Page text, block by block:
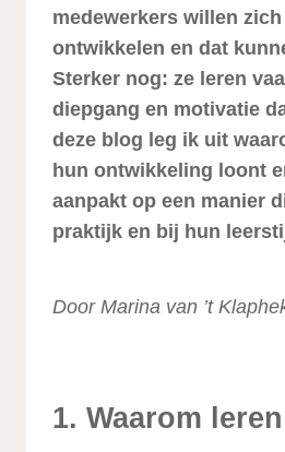
medewerkers willen
ontwikkelen en dat
Sterker nog: ze leren
diepgang en motivatie
deze blog leg ik uit
hun ontwikkeling loont
aanpakt op een manier
praktijk en bij hun
Door Marina van ’t
1. Waarom